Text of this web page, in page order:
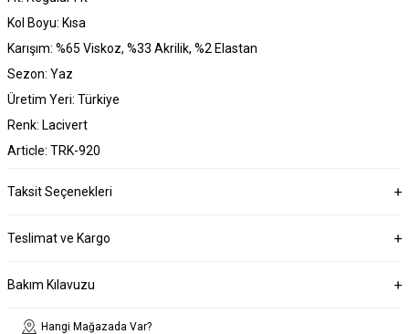
Kol Boyu: Kısa
Karışım: %65 Viskoz, %33 Akrilik, %2 Elastan
Sezon: Yaz
Üretim Yeri: Türkiye
Renk: Lacivert
Article: TRK-920
Taksit Seçenekleri
Teslimat ve Kargo
Bakım Kılavuzu
Hangi Mağazada Var?